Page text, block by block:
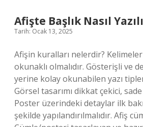
Afişte Başlık Nasıl
Tarih: Ocak 13, 2025
Afişin kuralları nelerdir? Kelimeler
okunaklı olmalıdır. Gösterişli ve
yerine kolay okunabilen yazı
Görsel tasarımı dikkat çekici,
Poster üzerindeki detaylar ilk
şekilde yapılandırılmalıdır. Afiş